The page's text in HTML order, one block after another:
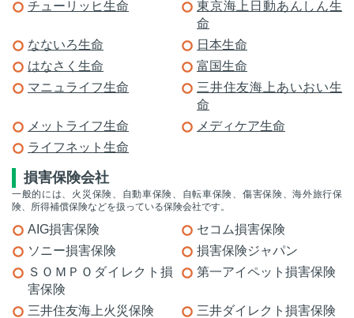
チューリッヒ生命
東京海上日動あんしん生
命
なないろ生命
日本生命
はなさく生命
富国生命
マニュライフ生命
三井住友海上あいおい生
命
メットライフ生命
メディケア生命
ライフネット生命
損害保険会社
一般的には、火災保険、自動車保険、自転車保険、傷害保険、海外旅行保
険、所得補償保険などを扱っている保険会社です。
AIG損害保険
セコム損害保険
ソニー損害保険
損害保険ジャパン
ＳＯＭＰＯダイレクト損
害保険
第一アイペット損害保険
三井住友海上火災保険 三井ダイレクト損害保険